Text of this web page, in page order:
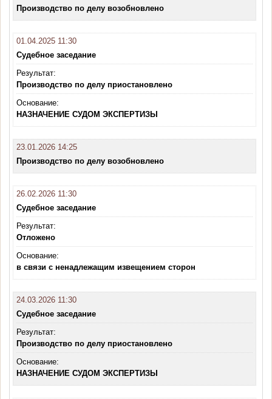
Производство по делу возобновлено
01.04.2025 11:30
Судебное заседание
Результат:
Производство по делу приостановлено
Основание:
НАЗНАЧЕНИЕ СУДОМ ЭКСПЕРТИЗЫ
23.01.2026 14:25
Производство по делу возобновлено
26.02.2026 11:30
Судебное заседание
Результат:
Отложено
Основание:
в связи с ненадлежащим извещением сторон
24.03.2026 11:30
Судебное заседание
Результат:
Производство по делу приостановлено
Основание:
НАЗНАЧЕНИЕ СУДОМ ЭКСПЕРТИЗЫ